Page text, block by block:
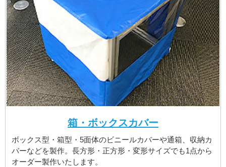
箱・ボックスカバー
ボックス型・箱型・5面体のビニールカバーや通箱、収納カ
バーなどを製作。長方形・正方形・変形サイズでも1点から
オーダー製作いたします。